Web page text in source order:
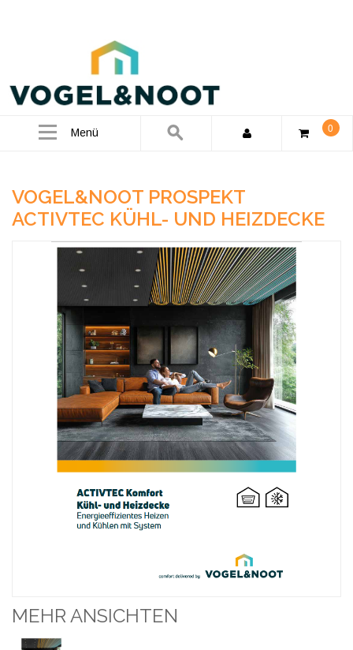
Menü 0
VOGEL&NOOT PROSPEKT
ACTIVTEC KÜHL- UND HEIZDECKE
MEHR ANSICHTEN